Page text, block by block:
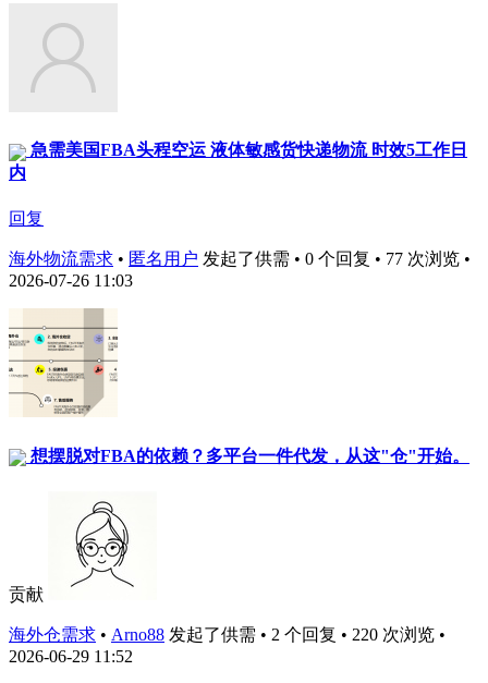
急需美国FBA头程空运 液体敏感货快递物流 时效5工作日
内
回复
海外物流需求 • 匿名用户 发起了供需 • 0 个回复 • 77 次浏览 •
2026-07-26 11:03
想摆脱对FBA的依赖？多平台一件代发，从这"仓"开始。
贡献
海外仓需求 • Arno88 发起了供需 • 2 个回复 • 220 次浏览 •
2026-06-29 11:52